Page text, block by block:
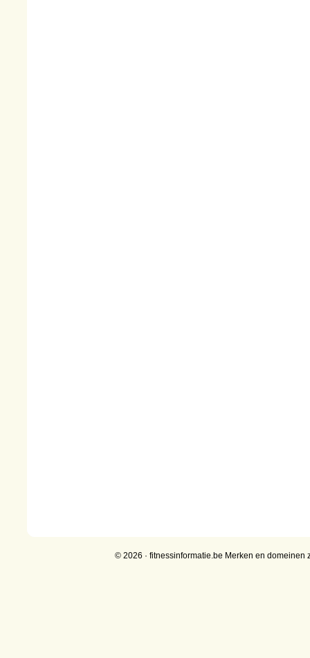
© 2026 · fitnessinformatie.be Merken en